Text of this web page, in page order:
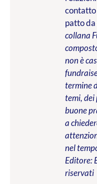
contatto
patto
collana
non è
termine
temi, dei
buone
a
nel
Editore:
riservati